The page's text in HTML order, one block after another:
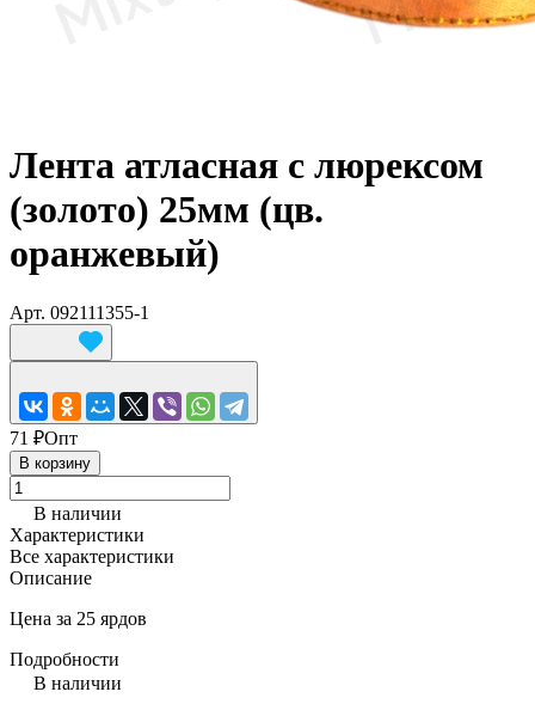
Лента атласная с люрексом
(золото) 25мм (цв.
оранжевый)
Арт. 092111355-1
71 ₽Опт
В корзину
В наличии
Характеристики
Все характеристики
Описание
Цена за 25 ярдов
Подробности
В наличии